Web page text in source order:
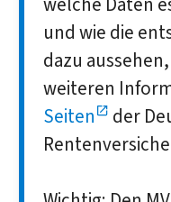
und wie die
dazu
weiteren
Seiten
der